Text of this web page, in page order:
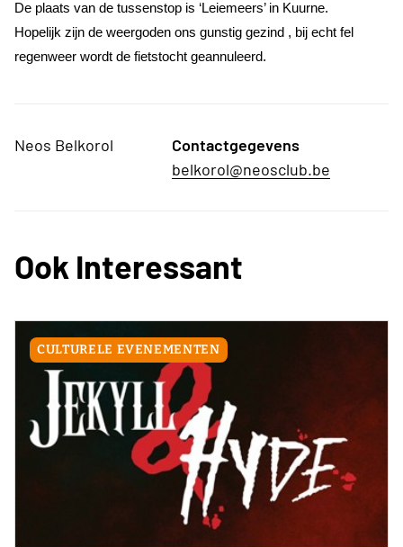
De plaats van de tussenstop is ‘Leiemeers’ in Kuurne.
Hopelijk zijn de weergoden ons gunstig gezind , bij echt fel
regenweer wordt de fietstocht geannuleerd.
Neos Belkorol
Contactgegevens
belkorol@neosclub.be
Ook Interessant
CULTURELE EVENEMENTEN